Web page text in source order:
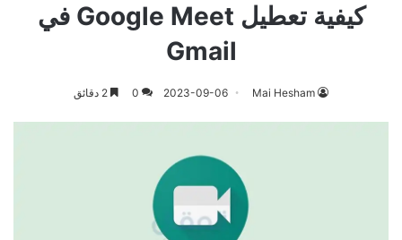
كيفية تعطيل Google Meet في
Gmail
Mai Hesham
2023-09-06
0